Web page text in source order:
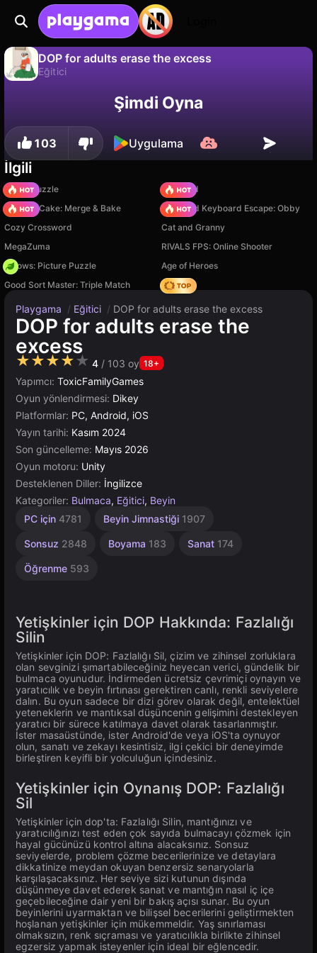
DOP for adults erase the excess
Eğitici
İlerlemeyi kaydet! Hayır
Şimdi Oyna
103 Uygulama
İlgili
Arrow Puzzle
TB World
Piece of Cake: Merge & Bake
+1 Speed Keyboard Escape: Obby
Cozy Crossword
Cat and Granny
MegaZuma
RIVALS FPS: Online Shooter
Arrows: Picture Puzzle
Age of Heroes
Good Sort Master: Triple Match
Hedgies
Playgama / Eğitici / DOP for adults erase the excess
DOP for adults erase the
excess
★★★★★ 4 / 103 oy 18+
Yapımcı: ToxicFamilyGames
Oyun yönlendirmesi: Dikey
Platformlar: PC, Android, iOS
Yayın tarihi: Kasım 2024
Son güncelleme: Mayıs 2026
Oyun motoru: Unity
Desteklenen Diller: İngilizce
Kategoriler: Bulmaca, Eğitici, Beyin
PC için 4781 Beyin Jimnastiği 1907
Sonsuz 2848 Boyama 183 Sanat 174
Öğrenme 593
Akıl
Çeviklik
Masaüstü
1
4145
Yüksek
3569
Basit
Tarayıcı
Unity
3174
Yetişkinler için DOP Hakkında: Fazlalığı
Silin
Yetişkinler için DOP: Fazlalığı Sil, çizim ve zihinsel zorluklara
olan sevginizi şımartabileceğiniz heyecan verici, gündelik bir
bulmaca oyunudur. İndirmeden ücretsiz çevrimiçi oynayın ve
yaratıcılık ve beyin fırtınası gerektiren canlı, renkli seviyelere
dalın. Bu oyun sadece bir dizi görev olarak değil, entelektüel
yeteneklerin ve mantıksal düşüncenin gelişimini destekleyen
yaratıcı bir sürece katılmaya davet olarak tasarlanmıştır.
İster masaüstünde, ister Android'de veya iOS'ta oynuyor
olun, sanatı ve zekayı kesintisiz, ilgi çekici bir deneyimde
birleştiren keyifli bir yolculuğun içindesiniz.
Yetişkinler için Oynanış DOP: Fazlalığı
Sil
Yetişkinler için dop'ta: Fazlalığı Silin, mantığınızı ve
yaratıcılığınızı test eden çok sayıda bulmacayı çözmek için
hayal gücünüzü kontrol altına alacaksınız. Sonsuz
seviyelerde, problem çözme becerilerinize ve detaylara
dikkatinize meydan okuyan benzersiz senaryolarla
karşılaşacaksınız. Her seviye sizi kutunun dışında
düşünmeye davet ederek sanat ve mantığın nasıl iç içe
geçebileceğine dair yeni bir bakış açısı sunar. Bu oyun
beyinlerini uyarmaktan ve bilişsel becerilerini geliştirmekten
hoşlanan yetişkinler için mükemmeldir. Yaş sınırlaması
olmaksızın, renk sıçraması ve yaratıcılıkla birlikte zihinsel
egzersiz yapmak isteyenler için ideal bir eğlencedir.